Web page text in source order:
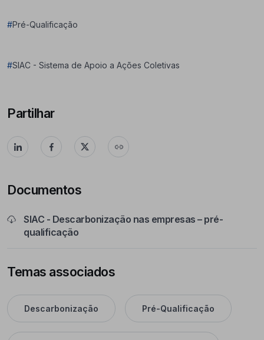
#Pré-Qualificação
#SIAC - Sistema de Apoio a Ações Coletivas
Partilhar
Documentos
SIAC - Descarbonização nas empresas – pré-
qualificação
Temas associados
Descarbonização Pré-Qualificação